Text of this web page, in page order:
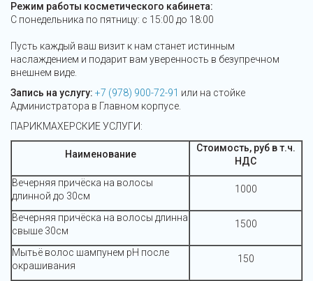
Режим работы косметического кабинета:
С понедельника по пятницу: с 15:00 до 18:00
Пусть каждый ваш визит к нам станет истинным
наслаждением и подарит вам уверенность в безупречном
внешнем виде.
Запись на услугу: +7 (978) 900-72-91 или на стойке
Администратора в Главном корпусе.
ПАРИКМАХЕРСКИЕ УСЛУГИ:
Наименование
Стоимость, руб в т.ч.
НДС
Вечерняя причёска на волосы
длинной до 30см
1000
Вечерняя причёска на волосы длинна
свыше 30см
1500
Мытьё волос шампунем pH после
окрашивания
150